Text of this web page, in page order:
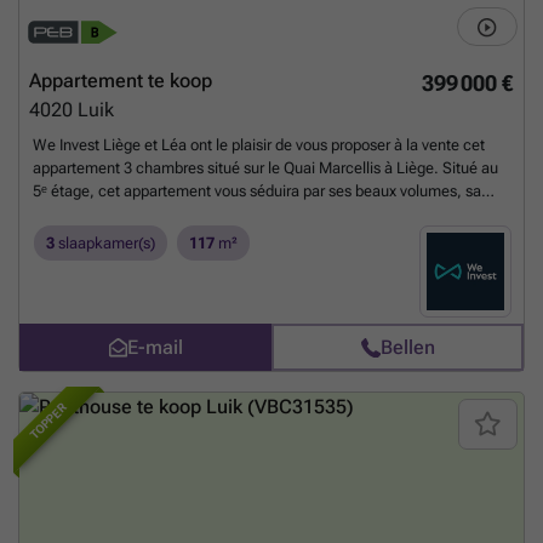
399 000 €
Appartement te koop
4020 Luik
We Invest Liège et Léa ont le plaisir de vous proposer à la vente cet
appartement 3 chambres situé sur le Quai Marcellis à Liège. Situé au
5ᵉ étage, cet appartement vous séduira par ses beaux volumes, sa
compose comme suit : Séjour Cuisine 3 chambres de 11 m², 15 m² et
17 m² 1 salle de bains 1 WC séparé 1 espace buanderie 1 balcon Cet
appartement bénéficie d'un système de climatisation. Son petit plus ?
Un garage fermé, deux caves et une chambre de bonne. PEB B
(20260420006490) – E. spéc. : 148 kWh/m²/an – E. totale : 18.546
kWh/an Vous souhaitez en savoir plus ou planifier une visite ?
Contactez l'agence au ###Meer weten?
3 slaapkamer(s) 117 m²
E-mail Bellen
TOPPER